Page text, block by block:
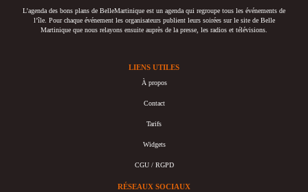
L’agenda des bons plans de BelleMartinique est un agenda qui regroupe tous les événements de
l’île. Pour chaque événement les organisateurs publient leurs soirées sur le site de Belle
Martinique que nous relayons ensuite auprès de la presse, les radios et télévisions.
LIENS UTILES
À propos
Contact
Tarifs
Widgets
CGU / RGPD
RÉSEAUX SOCIAUX